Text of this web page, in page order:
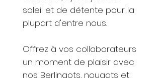
soleil et de détente pour la
plupart d'entre nous.
Offrez à vos collaborateurs
un moment de plaisir avec
nos Berlingots, nougats et